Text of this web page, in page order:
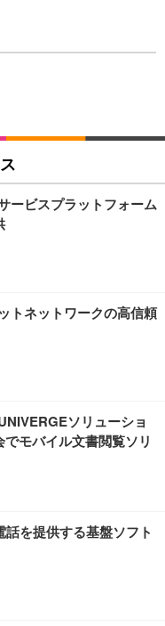
ブラック
クチェア 疲れない テレ
ト 90度跳ね上げ式アーム
ンガー付き 高反発クッシ
シュ ゲーミング/勉強/事
ェア (ブラック)
クチェア 疲れない テレ
スト 30度ロッキング機
ト 90度跳ね上げ式アーム
シュ ゲーミング/勉強/事
ェア (ホワイト)
デスクチェア 肘なし メ
ート付き 腰サポート ガ
キャスター付き コンパク
ニター DualSense 充電
27インチ 液晶モニタ
非光沢 HDMI/DisplayP
さ調整 スイベル VESA対
FHD】GRAPHT THE S
24” Essential ゲーミン
1ms FHD 量子ドット 残
:ライトブルー)
ムツ L 中型犬用 26枚入
シック) 【Amazon.co.jp
スオーヤマ ペットシーツ
入 (x 1) (ケース販売)
ーツ 超厚型 お徳用 レギ
限定】
ービスプラットフォーム
トネットワークの高信頼
ソリューショ
モバイル文書閲覧ソリ
を提供する基盤ソフト